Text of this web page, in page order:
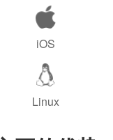
iOS
Linux